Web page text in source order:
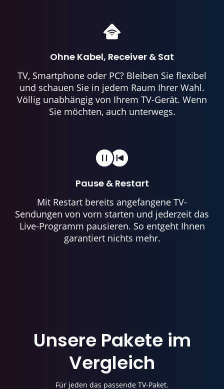
Ohne Kabel, Receiver & Sat
TV, Smartphone oder PC? Bleiben Sie flexibel
und schauen Sie in jedem Raum Ihrer Wahl.
Völlig unabhängig von Ihrem TV-Gerät. Wenn
Sie möchten, auch unterwegs.
Pause & Restart
Mit Restart bereits angefangene TV-
Sendungen von vorn starten und jederzeit das
Live-Programm pausieren. So entgeht Ihnen
garantiert nichts mehr.
Unsere Pakete im
Vergleich
Für jeden das passende TV-Paket.